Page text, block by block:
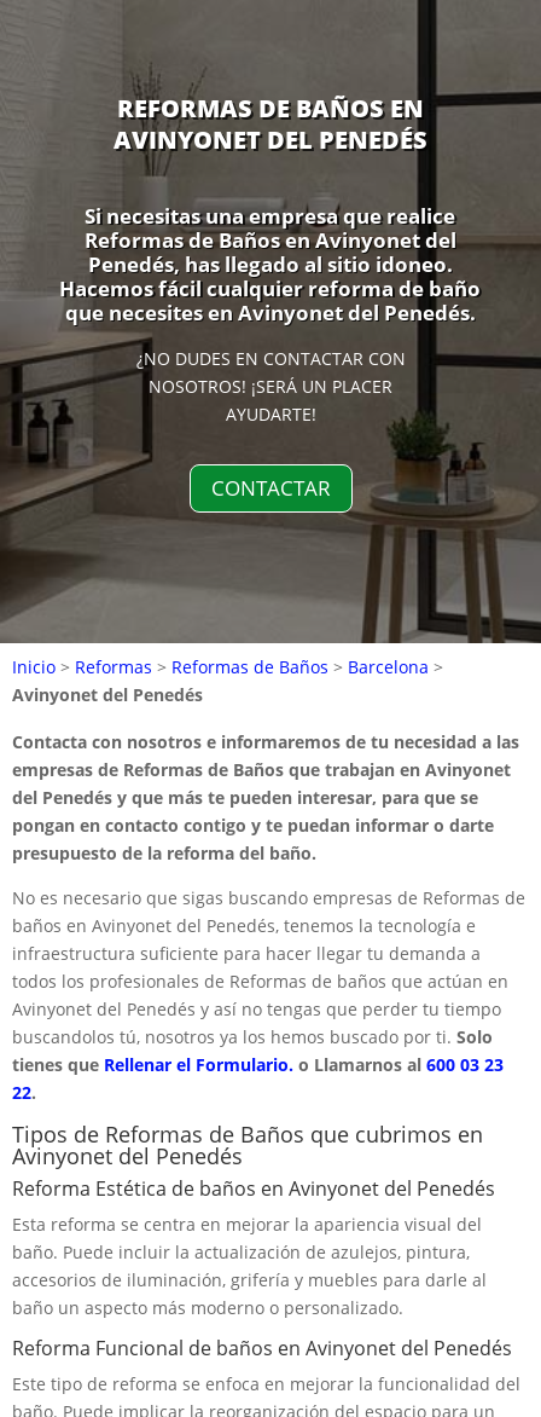
REFORMAS DE BAÑOS EN
AVINYONET DEL PENEDÉS
Si necesitas una empresa que realice
Reformas de Baños en Avinyonet del
Penedés, has llegado al sitio idoneo.
Hacemos fácil cualquier reforma de baño
que necesites en Avinyonet del Penedés.
¿NO DUDES EN CONTACTAR CON
NOSOTROS! ¡SERÁ UN PLACER
AYUDARTE!
CONTACTAR
Inicio > Reformas > Reformas de Baños > Barcelona >
Avinyonet del Penedés
Contacta con nosotros e informaremos de tu necesidad a las
empresas de Reformas de Baños que trabajan en Avinyonet
del Penedés y que más te pueden interesar, para que se
pongan en contacto contigo y te puedan informar o darte
presupuesto de la reforma del baño.
No es necesario que sigas buscando empresas de Reformas de
baños en Avinyonet del Penedés, tenemos la tecnología e
infraestructura suficiente para hacer llegar tu demanda a
todos los profesionales de Reformas de baños que actúan en
Avinyonet del Penedés y así no tengas que perder tu tiempo
buscandolos tú, nosotros ya los hemos buscado por ti. Solo
tienes que Rellenar el Formulario. o Llamarnos al 600 03 23
22.
Tipos de Reformas de Baños que cubrimos en
Avinyonet del Penedés
Reforma Estética de baños en Avinyonet del Penedés
Esta reforma se centra en mejorar la apariencia visual del
baño. Puede incluir la actualización de azulejos, pintura,
accesorios de iluminación, grifería y muebles para darle al
baño un aspecto más moderno o personalizado.
Reforma Funcional de baños en Avinyonet del Penedés
Este tipo de reforma se enfoca en mejorar la funcionalidad del
baño. Puede implicar la reorganización del espacio para un